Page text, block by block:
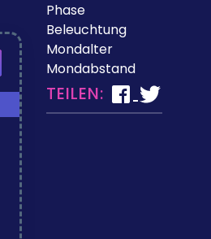
Phase
Beleuchtung
Mondalter
Mondabstand
TEILEN: